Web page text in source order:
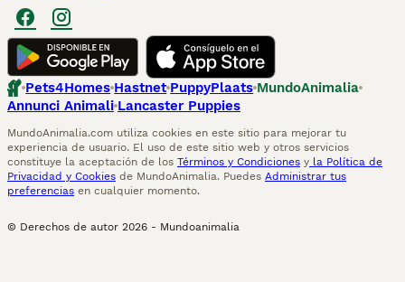
Pets4Homes Hastnet PuppyPlaats MundoAnimalia
Annunci Animali Lancaster Puppies
MundoAnimalia.com utiliza cookies en este sitio para mejorar tu
experiencia de usuario. El uso de este sitio web y otros servicios
constituye la aceptación de los Términos y Condiciones y la Política de
Privacidad y Cookies de MundoAnimalia. Puedes Administrar tus
preferencias en cualquier momento.
© Derechos de autor 2026 - Mundoanimalia